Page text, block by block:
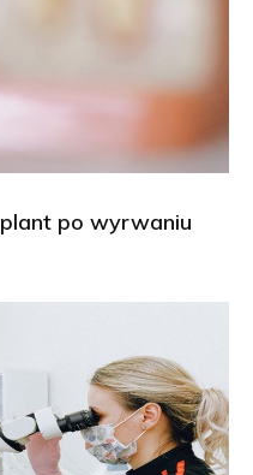
po wyrwaniu